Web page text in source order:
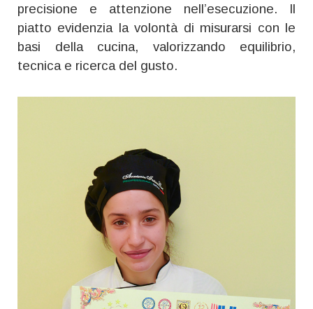
precisione e attenzione nell’esecuzione. Il
piatto evidenzia la volontà di misurarsi con le
basi della cucina, valorizzando equilibrio,
tecnica e ricerca del gusto.